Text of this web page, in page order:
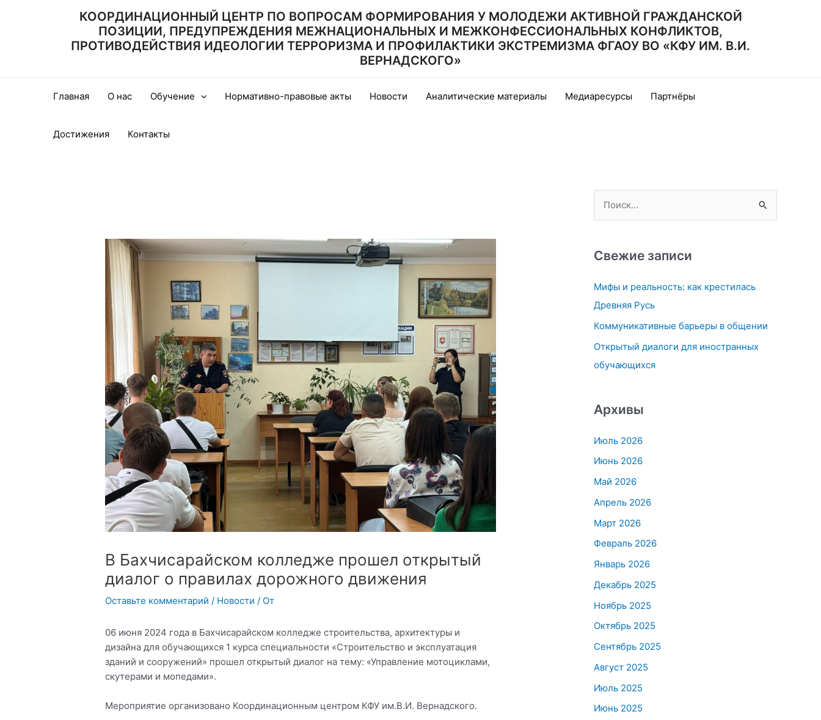
КООРДИНАЦИОННЫЙ ЦЕНТР ПО ВОПРОСАМ ФОРМИРОВАНИЯ У МОЛОДЕЖИ АКТИВНОЙ ГРАЖДАНСКОЙ
ПОЗИЦИИ, ПРЕДУПРЕЖДЕНИЯ МЕЖНАЦИОНАЛЬНЫХ И МЕЖКОНФЕССИОНАЛЬНЫХ КОНФЛИКТОВ,
ПРОТИВОДЕЙСТВИЯ ИДЕОЛОГИИ ТЕРРОРИЗМА И ПРОФИЛАКТИКИ ЭКСТРЕМИЗМА ФГАОУ ВО «КФУ ИМ. В.И.
ВЕРНАДСКОГО»
Главная О нас Обучение Нормативно-правовые акты Новости Аналитические материалы Медиаресурсы Партнёры
Достижения Контакты
В Бахчисарайском колледже прошел открытый
диалог о правилах дорожного движения
Оставьте комментарий / Новости / От
06 июня 2024 года в Бахчисарайском колледже строительства, архитектуры и
дизайна для обучающихся 1 курса специальности «Строительство и эксплуатация
зданий и сооружений» прошел открытый диалог на тему: «Управление мотоциклами,
скутерами и мопедами».
Мероприятие организовано Координационным центром КФУ им.В.И. Вернадского.
с
:
Свежие записи
Мифы и реальность: как крестилась
Древняя Русь
Коммуникативные барьеры в общении
Открытый диалоги для иностранных
обучающихся
Архивы
Июль 2026
Июнь 2026
Май 2026
Апрель 2026
Март 2026
Февраль 2026
Январь 2026
Декабрь 2025
Ноябрь 2025
Октябрь 2025
Сентябрь 2025
Август 2025
Июль 2025
Июнь 2025